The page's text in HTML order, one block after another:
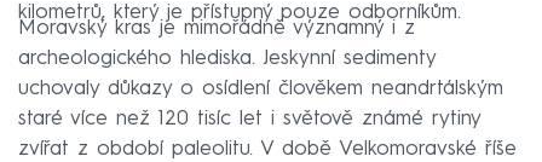
kilometrů, který je přístupný pouze odborníkům.
Moravský kras je mimořádně významný i z
archeologického hlediska. Jeskynní sedimenty
uchovaly důkazy o osídlení člověkem neandrtálským
staré více než 120 tisíc let i světově známé rytiny
zvířat z období paleolitu. V době Velkomoravské říše